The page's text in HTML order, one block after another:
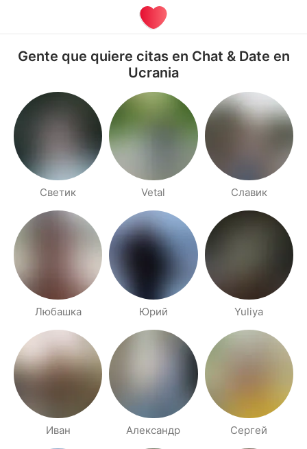
Gente que quiere citas en Chat & Date en
Ucrania
Светик Vetal Славик
Любашка Юрий Yuliya
Иван Александр Сергей